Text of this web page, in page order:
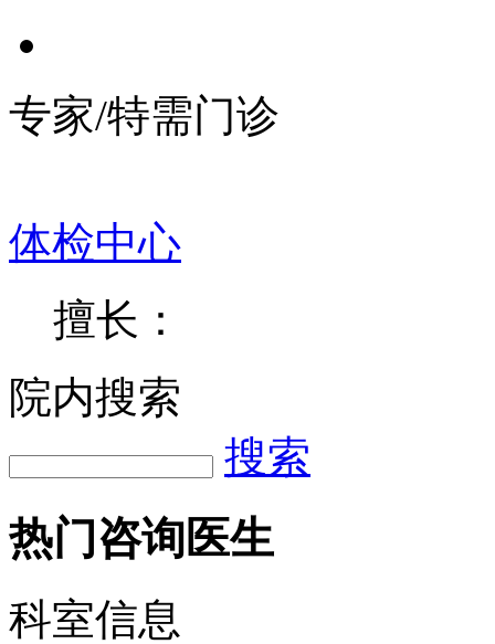
专家/特需门诊
体检中心
擅长：
院内搜索
搜索
热门咨询医生
科室信息